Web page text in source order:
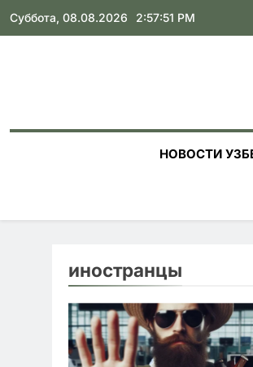
Skip
Суббота, 08.08.2026 2:57:52 PM
НОВОСТИ
иностранцы